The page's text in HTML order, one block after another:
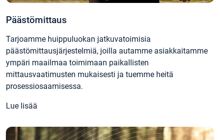
Päästömittaus
Tarjoamme huippuluokan jatkuvatoimisia
päästömittausjärjestelmiä, joilla autamme asiakkaitamme
ympäri maailmaa toimimaan paikallisten
mittausvaatimusten mukaisesti ja tuemme heitä
prosessiosaamisessa.
Lue lisää